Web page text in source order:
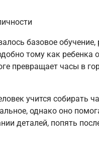
базовое обучение,
тому как ребенка
превращает часы в
учится собирать
однако оно
деталей, попять